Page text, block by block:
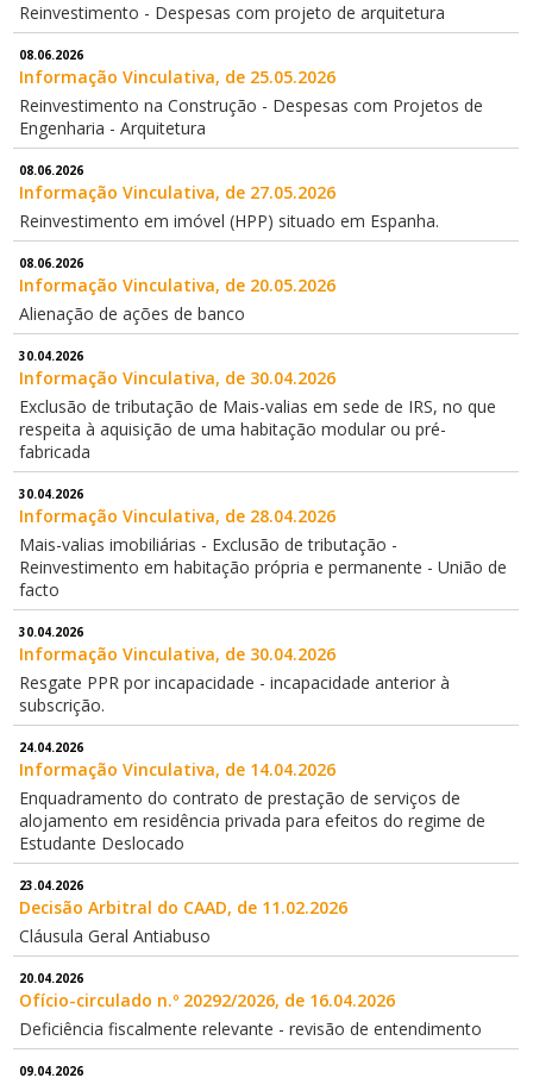
Reinvestimento - Despesas com projeto de arquitetura
08.06.2026
Informação Vinculativa, de 25.05.2026
Reinvestimento na Construção - Despesas com Projetos de
Engenharia - Arquitetura
08.06.2026
Informação Vinculativa, de 27.05.2026
Reinvestimento em imóvel (HPP) situado em Espanha.
08.06.2026
Informação Vinculativa, de 20.05.2026
Alienação de ações de banco
30.04.2026
Informação Vinculativa, de 30.04.2026
Exclusão de tributação de Mais-valias em sede de IRS, no que
respeita à aquisição de uma habitação modular ou pré-
fabricada
30.04.2026
Informação Vinculativa, de 28.04.2026
Mais-valias imobiliárias - Exclusão de tributação -
Reinvestimento em habitação própria e permanente - União de
facto
30.04.2026
Informação Vinculativa, de 30.04.2026
Resgate PPR por incapacidade - incapacidade anterior à
subscrição.
24.04.2026
Informação Vinculativa, de 14.04.2026
Enquadramento do contrato de prestação de serviços de
alojamento em residência privada para efeitos do regime de
Estudante Deslocado
23.04.2026
Decisão Arbitral do CAAD, de 11.02.2026
Cláusula Geral Antiabuso
20.04.2026
Ofício-circulado n.º 20292/2026, de 16.04.2026
Deficiência fiscalmente relevante - revisão de entendimento
09.04.2026